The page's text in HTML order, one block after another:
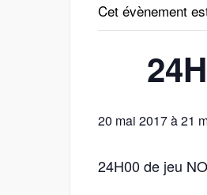
Cet évènement
20 mai 2017à21
24H00 de jeu